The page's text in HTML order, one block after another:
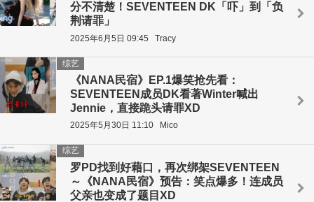
分不清楚！SEVENTEEN DK「吓」到「负
荆请罪」
2025年6月5日 09:45 Tracy
《NANA民宿》EP.1爆笑抢先看：
SEVENTEEN成员DK看著Winter喊出
Jennie，直接跪头请罪XD
综艺
2025年5月30日 11:10 Mico
罗PD找到好藉口，再次绑架SEVENTEEN
～《NANA民宿》预告：笑点爆多！连成员
父亲也变成了题目XD
综艺